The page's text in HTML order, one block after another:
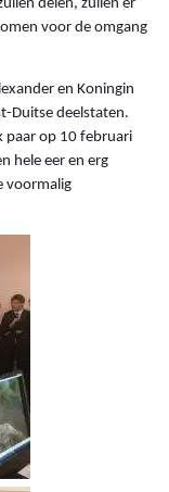
delen, zullen er
voor de omgang
en Koningin
Duitse deelstaten.
paar op 10 februari
hele eer en erg
voormalig